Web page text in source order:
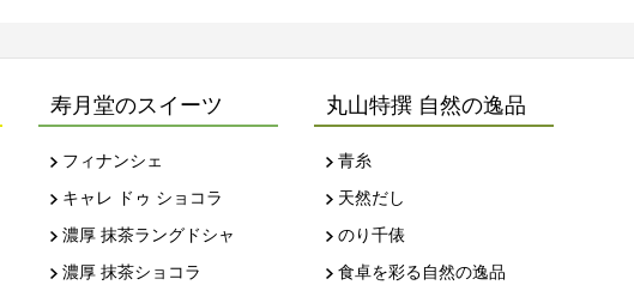
寿月堂のスイーツ
フィナンシェ
キャレ ドゥ ショコラ
濃厚 抹茶ラングドシャ
濃厚 抹茶ショコラ
丸山特撰 自然の逸品
青糸
天然だし
のり千俵
食卓を彩る自然の逸品